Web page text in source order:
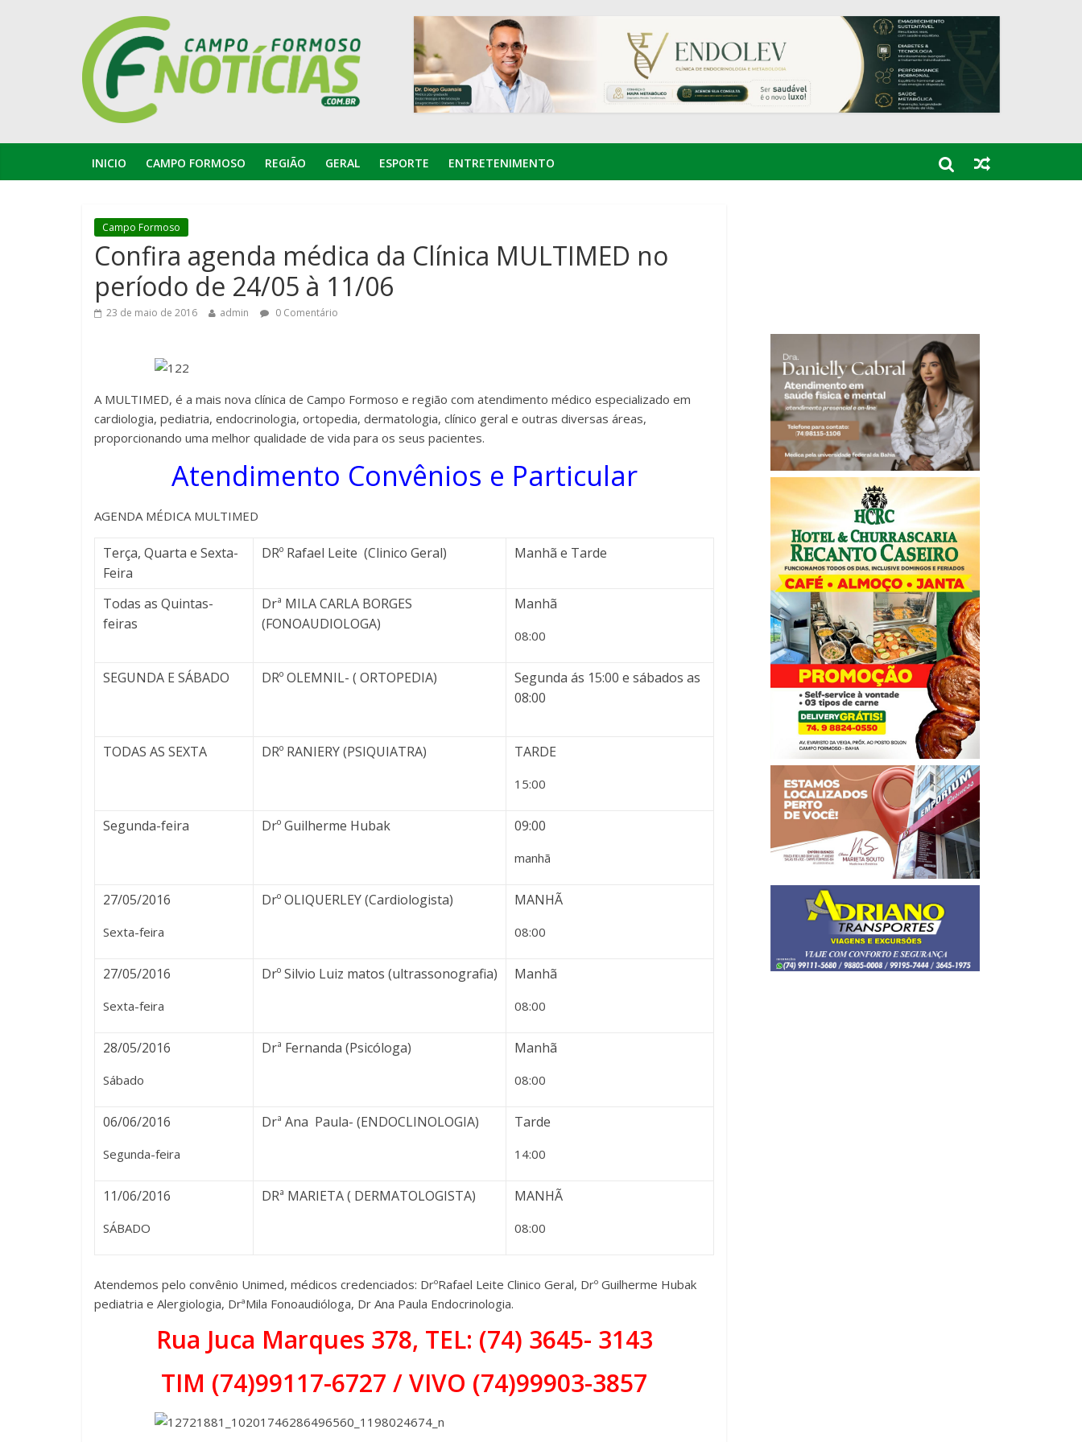
INICIO CAMPO FORMOSO REGIÃO GERAL ESPORTE ENTRETENIMENTO
Campo Formoso
Confira agenda médica da Clínica MULTIMED no
período de 24/05 à 11/06
23 de maio de 2016 admin 0 Comentário
A MULTIMED, é a mais nova clínica de Campo Formoso e região com atendimento médico especializado em
cardiologia, pediatria, endocrinologia, ortopedia, dermatologia, clínico geral e outras diversas áreas,
proporcionando uma melhor qualidade de vida para os seus pacientes.
Atendimento Convênios e Particular
AGENDA MÉDICA MULTIMED
Terça, Quarta e Sexta-
Feira
DRº Rafael Leite (Clinico Geral) Manhã e Tarde
Todas as Quintas-
feiras
Drª MILA CARLA BORGES
(FONOAUDIOLOGA)
Manhã
08:00
SEGUNDA E SÁBADO DRº OLEMNIL- ( ORTOPEDIA)
Segunda ás 15:00 e sábados as
08:00
TODAS AS SEXTA DRº RANIERY (PSIQUIATRA) TARDE
15:00
Segunda-feira Drº Guilherme Hubak 09:00
manhã
27/05/2016
Sexta-feira
Drº OLIQUERLEY (Cardiologista) MANHÃ
08:00
27/05/2016
Sexta-feira
Drº Silvio Luiz matos (ultrassonografia) Manhã
08:00
28/05/2016
Sábado
Drª Fernanda (Psicóloga) Manhã
08:00
06/06/2016
Segunda-feira
Drª Ana Paula- (ENDOCLINOLOGIA) Tarde
14:00
11/06/2016
SÁBADO
DRª MARIETA ( DERMATOLOGISTA) MANHÃ
08:00
Atendemos pelo convênio Unimed, médicos credenciados: DrºRafael Leite Clinico Geral, Drº Guilherme Hubak
pediatria e Alergiologia, DrªMila Fonoaudióloga, Dr Ana Paula Endocrinologia.
Rua Juca Marques 378, TEL: (74) 3645- 3143
TIM (74)99117-6727 /VIVO (74)99903-3857